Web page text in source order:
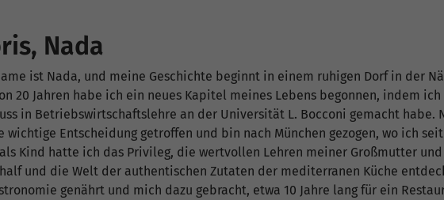
Nada
ist Nada, und meine Geschichte beginnt in einem ruhigen Dorf in der
20 Jahren habe ich ein neues Kapitel meines Lebens begonnen, indem
in Betriebswirtschaftslehre an der Universität L. Bocconi gemacht habe.
wichtige Entscheidung getroffen und bin nach München gezogen, wo ich
Kind hatte ich das Privileg, die wertvollen Lehren meiner Großmutter
und die Welt der authentischen Zutaten der mediterranen Küche
genährt und mich dazu gebracht, etwa 10 Jahre lang für ein